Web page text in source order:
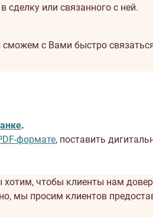
сделку или связанного с ней.
с Вами быстро
.
формате, поставить
чтобы клиенты нам
мы просим клиентов